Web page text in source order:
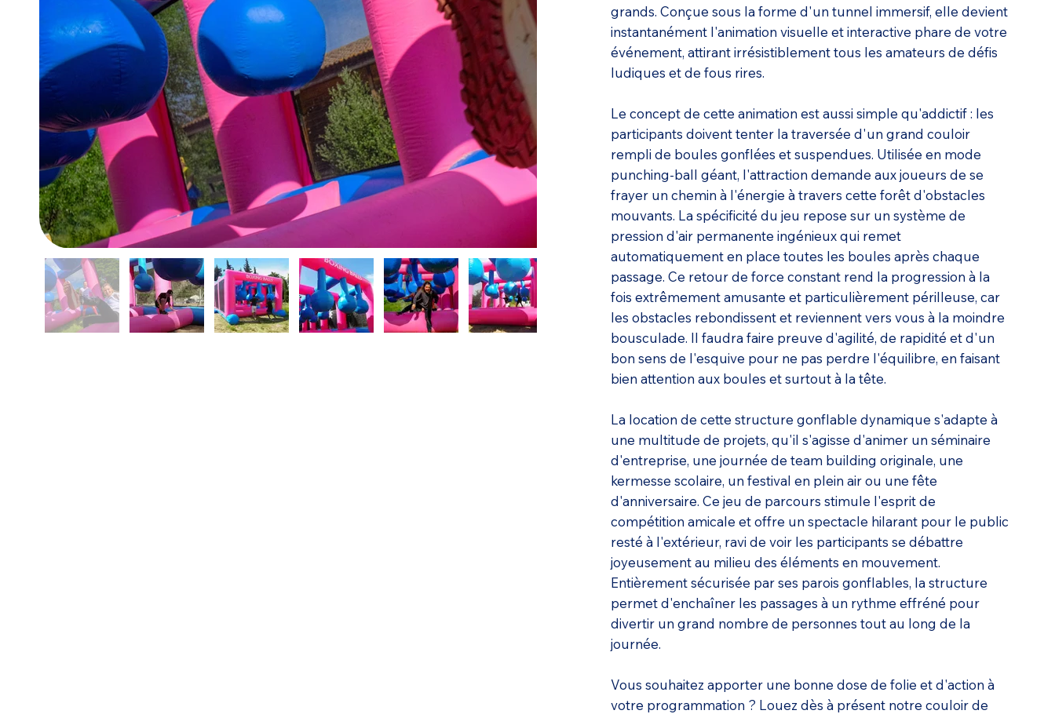
grands. Conçue sous la forme d'un tunnel immersif, elle devient
instantanément l'animation visuelle et interactive phare de votre
événement, attirant irrésistiblement tous les amateurs de défis
ludiques et de fous rires.
Le concept de cette animation est aussi simple qu'addictif : les
participants doivent tenter la traversée d'un grand couloir
rempli de boules gonflées et suspendues. Utilisée en mode
punching-ball géant, l'attraction demande aux joueurs de se
frayer un chemin à l'énergie à travers cette forêt d'obstacles
mouvants. La spécificité du jeu repose sur un système de
pression d'air permanente ingénieux qui remet
automatiquement en place toutes les boules après chaque
passage. Ce retour de force constant rend la progression à la
fois extrêmement amusante et particulièrement périlleuse, car
les obstacles rebondissent et reviennent vers vous à la moindre
bousculade. Il faudra faire preuve d'agilité, de rapidité et d'un
bon sens de l'esquive pour ne pas perdre l'équilibre, en faisant
bien attention aux boules et surtout à la tête.
La location de cette structure gonflable dynamique s'adapte à
une multitude de projets, qu'il s'agisse d'animer un séminaire
d'entreprise, une journée de team building originale, une
kermesse scolaire, un festival en plein air ou une fête
d'anniversaire. Ce jeu de parcours stimule l'esprit de
compétition amicale et offre un spectacle hilarant pour le public
resté à l'extérieur, ravi de voir les participants se débattre
joyeusement au milieu des éléments en mouvement.
Entièrement sécurisée par ses parois gonflables, la structure
permet d'enchaîner les passages à un rythme effréné pour
divertir un grand nombre de personnes tout au long de la
journée.
Vous souhaitez apporter une bonne dose de folie et d'action à
votre programmation ? Louez dès à présent notre couloir de